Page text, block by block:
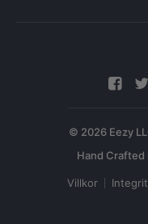
© 2026 Eezy
Villkor